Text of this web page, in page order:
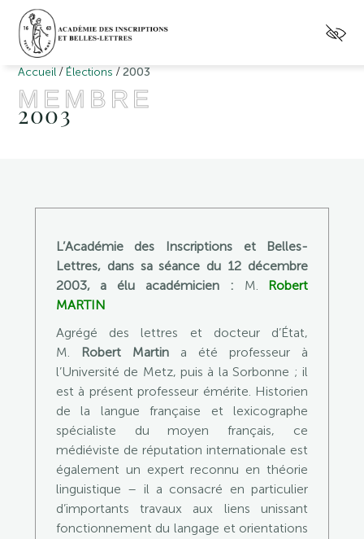
Accueil / Élections /2003
MEMBRE
2003
L’Académie des Inscriptions et Belles-
Lettres, dans sa séance du 12 décembre
2003, a élu académicien : M. Robert
MARTIN
Agrégé des lettres et docteur d’État,
M. Robert Martina été professeur à
l’Université de Metz, puis à la Sorbonne ; il
est à présent professeur émérite. Historien
de la langue française et lexicographe
spécialiste du moyen français, ce
médiéviste de réputation internationale est
également un expert reconnu en théorie
linguistique – il a consacré en particulier
d’importants travaux aux liens unissant
fonctionnement du langage et orientations